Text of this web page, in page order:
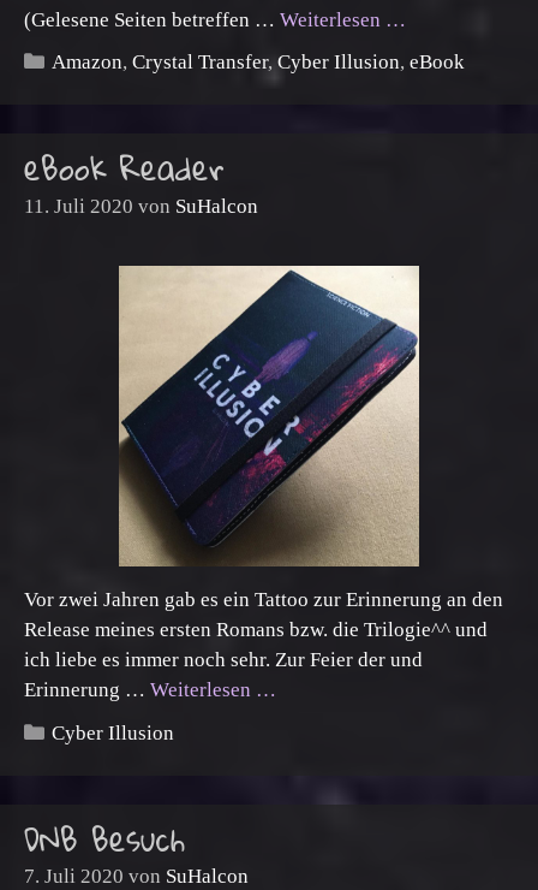
(Gelesene Seiten betreffen … Weiterlesen …
Kategorien
Amazon,Crystal Transfer,Cyber Illusion,eBook
eBook Reader
11. Juli 2020 von SuHalcon
Vor zwei Jahren gab es ein Tattoo zur Erinnerung an den
Release meines ersten Romans bzw. die Trilogie^^ und
ich liebe es immer noch sehr. Zur Feier der und
Erinnerung … Weiterlesen …
Kategorien
Cyber Illusion
DNB Besuch
7. Juli 2020 von SuHalcon